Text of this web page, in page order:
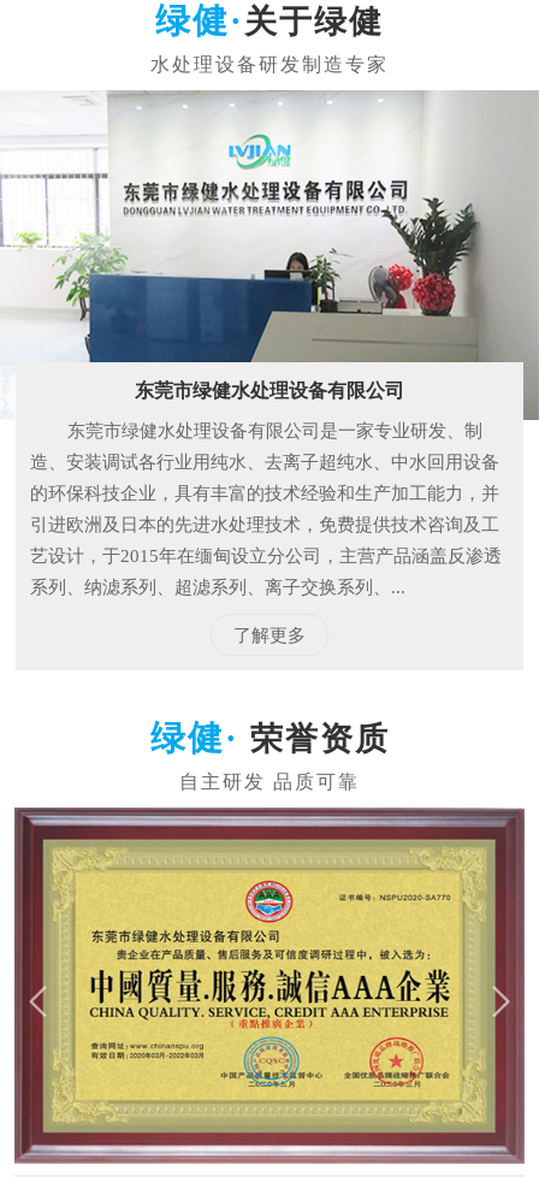
关于绿健
东莞市绿健水处理设备有限公司
东莞市绿健水处理设备有限公司是一家专业研发、制
造、安装调试各行业用纯水、去离子超纯水、中水回用设备
的环保科技企业，具有丰富的技术经验和生产加工能力，并
引进欧洲及日本的先进水处理技术，免费提供技术咨询及工
艺设计，于2015年在缅甸设立分公司，主营产品涵盖反渗透
系列、纳滤系列、超滤系列、离子交换系列、...
了解更多
荣誉资质